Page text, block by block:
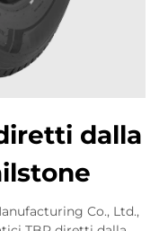
dalla
Co., Ltd.,